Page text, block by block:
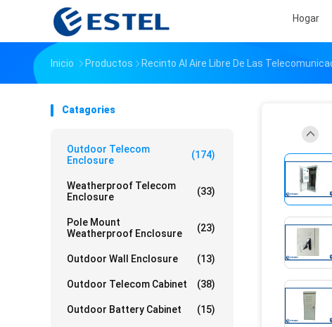
Hogar
Inicio Productos Recinto Al Aire Libre De Las
Catagories
Outdoor Telecom
Enclosure
(174)
Weatherproof Telecom
Enclosure
(33)
Pole Mount
Weatherproof Enclosure
(23)
Outdoor Wall Enclosure (13)
Outdoor Telecom Cabinet (38)
Outdoor Battery Cabinet (15)